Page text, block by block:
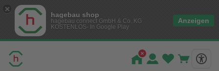
hagebau shop
hagebau connect GmbH & Co. KG
KOSTENLOS- In Google Play
Anzeigen